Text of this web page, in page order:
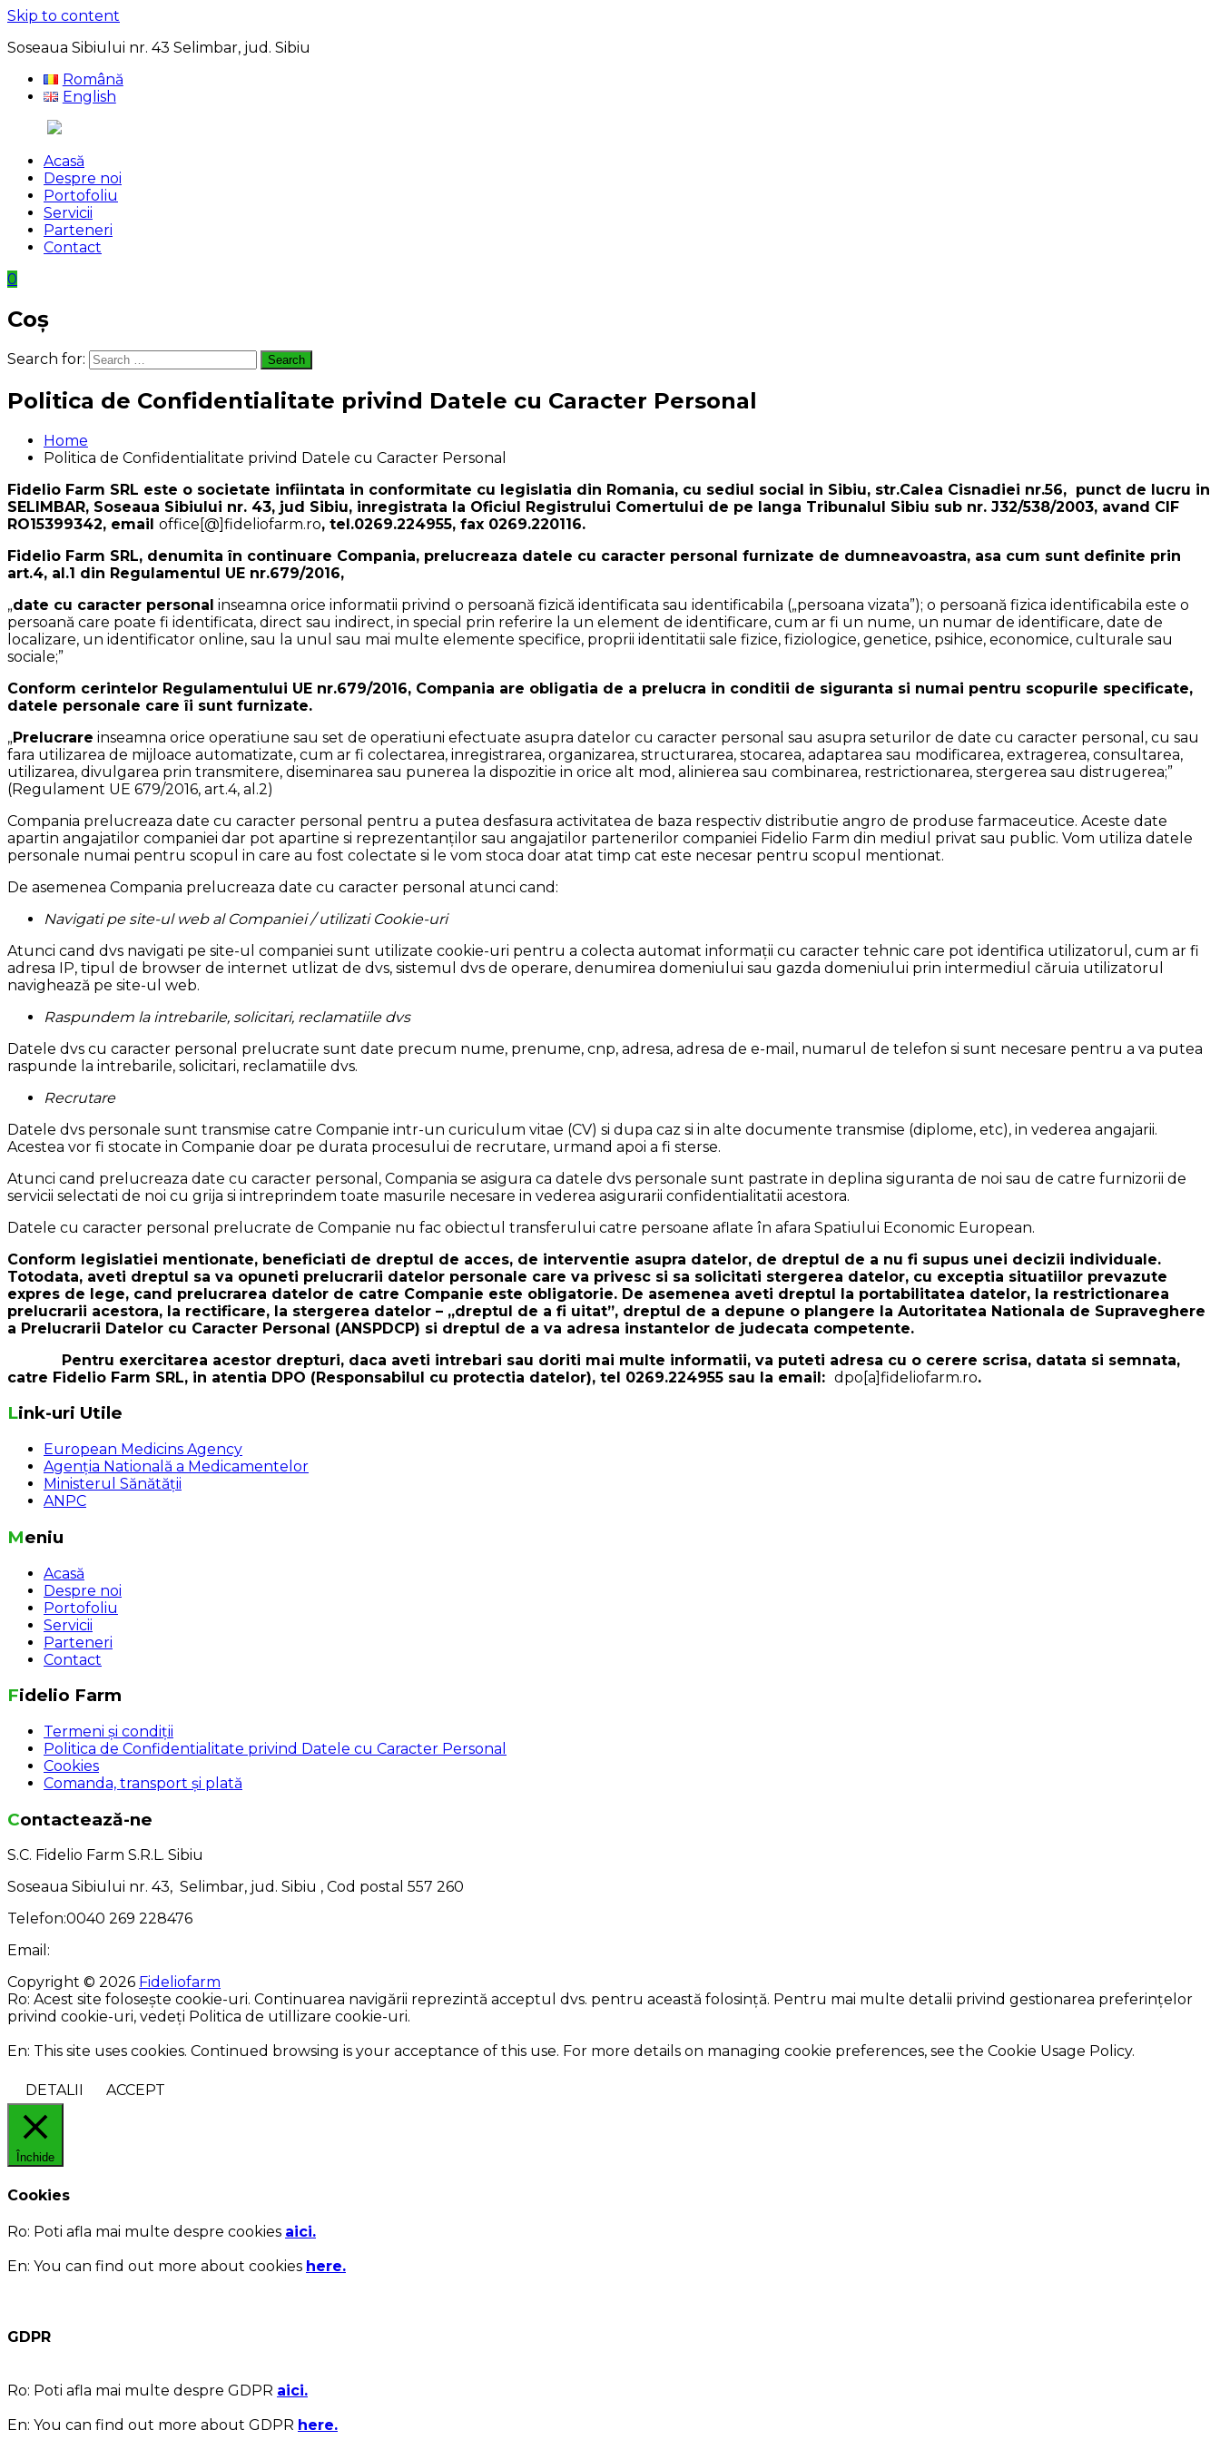
Skip to content
Soseaua Sibiului nr. 43 Selimbar, jud. Sibiu
Română
English
Acasă
Despre noi
Portofoliu
Servicii
Parteneri
Contact
0
Coș
Search for: Search
Politica de Confidentialitate privind Datele cu Caracter Personal
Home
Politica de Confidentialitate privind Datele cu Caracter Personal
Fidelio Farm SRL este o societate infiintata in conformitate cu legislatia din Romania, cu sediul social in Sibiu, str.Calea Cisnadiei nr.56, punct de lucru in
SELIMBAR, Soseaua Sibiului nr. 43, jud Sibiu, inregistrata la Oficiul Registrului Comertului de pe langa Tribunalul Sibiu sub nr. J32/538/2003, avand CIF
RO15399342, email office[@]fideliofarm.ro, tel.0269.224955, fax 0269.220116.
Fidelio Farm SRL, denumita în continuare Compania, prelucreaza datele cu caracter personal furnizate de dumneavoastra, asa cum sunt definite prin
art.4, al.1 din Regulamentul UE nr.679/2016,
„date cu caracter personal inseamna orice informatii privind o persoană fizică identificata sau identificabila („persoana vizata”); o persoană fizica identificabila este o
persoană care poate fi identificata, direct sau indirect, in special prin referire la un element de identificare, cum ar fi un nume, un numar de identificare, date de
localizare, un identificator online, sau la unul sau mai multe elemente specifice, proprii identitatii sale fizice, fiziologice, genetice, psihice, economice, culturale sau
sociale;”
Conform cerintelor Regulamentului UE nr.679/2016, Compania are obligatia de a prelucra in conditii de siguranta si numai pentru scopurile specificate,
datele personale care îi sunt furnizate.
„Prelucrare inseamna orice operatiune sau set de operatiuni efectuate asupra datelor cu caracter personal sau asupra seturilor de date cu caracter personal, cu sau
fara utilizarea de mijloace automatizate, cum ar fi colectarea, inregistrarea, organizarea, structurarea, stocarea, adaptarea sau modificarea, extragerea, consultarea,
utilizarea, divulgarea prin transmitere, diseminarea sau punerea la dispozitie in orice alt mod, alinierea sau combinarea, restrictionarea, stergerea sau distrugerea;”
(Regulament UE 679/2016, art.4, al.2)
Compania prelucreaza date cu caracter personal pentru a putea desfasura activitatea de baza respectiv distributie angro de produse farmaceutice. Aceste date
apartin angajatilor companiei dar pot apartine si reprezentanților sau angajatilor partenerilor companiei Fidelio Farm din mediul privat sau public. Vom utiliza datele
personale numai pentru scopul in care au fost colectate si le vom stoca doar atat timp cat este necesar pentru scopul mentionat.
De asemenea Compania prelucreaza date cu caracter personal atunci cand:
Navigati pe site-ul web al Companiei / utilizati Cookie-uri
Atunci cand dvs navigati pe site-ul companiei sunt utilizate cookie-uri pentru a colecta automat informații cu caracter tehnic care pot identifica utilizatorul, cum ar fi
adresa IP, tipul de browser de internet utlizat de dvs, sistemul dvs de operare, denumirea domeniului sau gazda domeniului prin intermediul căruia utilizatorul
navighează pe site-ul web.
Raspundem la intrebarile, solicitari, reclamatiile dvs
Datele dvs cu caracter personal prelucrate sunt date precum nume, prenume, cnp, adresa, adresa de e-mail, numarul de telefon si sunt necesare pentru a va putea
raspunde la intrebarile, solicitari, reclamatiile dvs.
Recrutare
Datele dvs personale sunt transmise catre Companie intr-un curiculum vitae (CV) si dupa caz si in alte documente transmise (diplome, etc), in vederea angajarii.
Acestea vor fi stocate in Companie doar pe durata procesului de recrutare, urmand apoi a fi sterse.
Atunci cand prelucreaza date cu caracter personal, Compania se asigura ca datele dvs personale sunt pastrate in deplina siguranta de noi sau de catre furnizorii de
servicii selectati de noi cu grija si intreprindem toate masurile necesare in vederea asigurarii confidentialitatii acestora.
Datele cu caracter personal prelucrate de Companie nu fac obiectul transferului catre persoane aflate în afara Spatiului Economic European.
Conform legislatiei mentionate, beneficiati de dreptul de acces, de interventie asupra datelor, de dreptul de a nu fi supus unei decizii individuale.
Totodata, aveti dreptul sa va opuneti prelucrarii datelor personale care va privesc si sa solicitati stergerea datelor, cu exceptia situatiilor prevazute
expres de lege, cand prelucrarea datelor de catre Companie este obligatorie. De asemenea aveti dreptul la portabilitatea datelor, la restrictionarea
prelucrarii acestora, la rectificare, la stergerea datelor – „dreptul de a fi uitat”, dreptul de a depune o plangere la Autoritatea Nationala de Supraveghere
a Prelucrarii Datelor cu Caracter Personal (ANSPDCP) si dreptul de a va adresa instantelor de judecata competente.
Pentru exercitarea acestor drepturi, daca aveti intrebari sau doriti mai multe informatii, va puteti adresa cu o cerere scrisa, datata si semnata,
catre Fidelio Farm SRL, in atentia DPO (Responsabilul cu protectia datelor), tel 0269.224955 sau la email: dpo[a]fideliofarm.ro.
Link-uri Utile
European Medicins Agency
Agenția Natională a Medicamentelor
Ministerul Sănătății
ANPC
Meniu
Acasă
Despre noi
Portofoliu
Servicii
Parteneri
Contact
Fidelio Farm
Termeni și condiții
Politica de Confidentialitate privind Datele cu Caracter Personal
Cookies
Comanda, transport și plată
Contactează-ne
S.C. Fidelio Farm S.R.L. Sibiu
Soseaua Sibiului nr. 43, Selimbar, jud. Sibiu , Cod postal 557 260
Telefon:0040 269 228476
Email:
Copyright © 2026 Fideliofarm
Ro: Acest site folosește cookie-uri. Continuarea navigării reprezintă acceptul dvs. pentru această folosință. Pentru mai multe detalii privind gestionarea preferințelor
privind cookie-uri, vedeți Politica de utillizare cookie-uri.
En: This site uses cookies. Continued browsing is your acceptance of this use. For more details on managing cookie preferences, see the Cookie Usage Policy.
DETALII ACCEPT
Închide
Cookies
Ro: Poti afla mai multe despre cookies aici.
En: You can find out more about cookies here.
GDPR
Ro: Poti afla mai multe despre GDPR aici.
En: You can find out more about GDPR here.